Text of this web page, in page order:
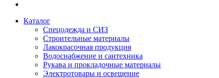
Каталог
Спецодежда и СИЗ
Строительные материалы
Лакокрасочная продукция
Водоснабжение и сантехника
Рукава и прокладочные материалы
Электротовары и освещение